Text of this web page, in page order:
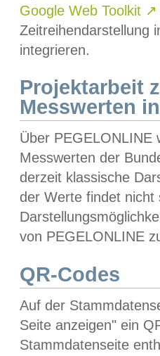
Google Web Toolkit ↗
Zeitreihendarstellung
integrieren.
Projektarbeit
Messwerten
Über PEGELONLINE
Messwerten der
derzeit klassische
der Werte findet
von PEGELONLINE
QR-Codes
Auf der
Seite anzeigen" ein
Stammdatenseite